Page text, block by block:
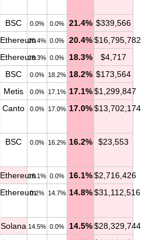
BSC 0.0% 0.0% 21.4% $339,566
Ethereum20.4% 0.0% 20.4% $16,795,782
Ethereum18.3% 0.0% 18.3% $4,717
BSC 0.0% 18.2% 18.2% $173,564
Metis 0.0% 17.1% 17.1% $1,299,847
Canto 0.0% 17.0% 17.0% $13,702,174
BSC 0.0% 16.2% 16.2% $23,553
Ethereum16.1% 0.0% 16.1% $2,716,426
Ethereum0.2% 14.7% 14.8% $31,112,516
Solana 14.5% 0.0% 14.5% $28,329,744